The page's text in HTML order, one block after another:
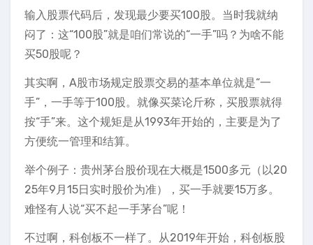
输入股票代码后，发现最少要买100股。当时我就纳
闷了：这“100股”就是咱们常说的“一手”吗？为啥不能
买50股呢？
其实啊，A股市场规定股票交易的基本单位就是“一
手”，一手等于100股。就像买菜论斤称，买股票就得
按“手”来。这个规矩是从1993年开始的，主要是为了
方便统一管理和结算。
举个例子：贵州茅台股价现在大概是1500多元（以20
25年9月15日实时股价为准），买一手就要15万多。
难怪有人说“买不起一手茅台”呢！
不过啊，科创板不一样了。从2019年开始，科创板股